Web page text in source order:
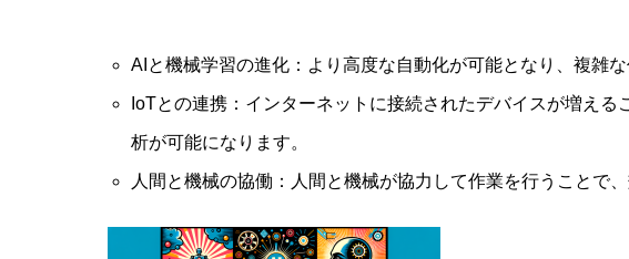
AIと機械学習の進化：より高度な自動化が可能となり、複雑
IoTとの連携：インターネットに接続されたデバイスが増え
析が可能になります。
人間と機械の協働：人間と機械が協力して作業を行うことで